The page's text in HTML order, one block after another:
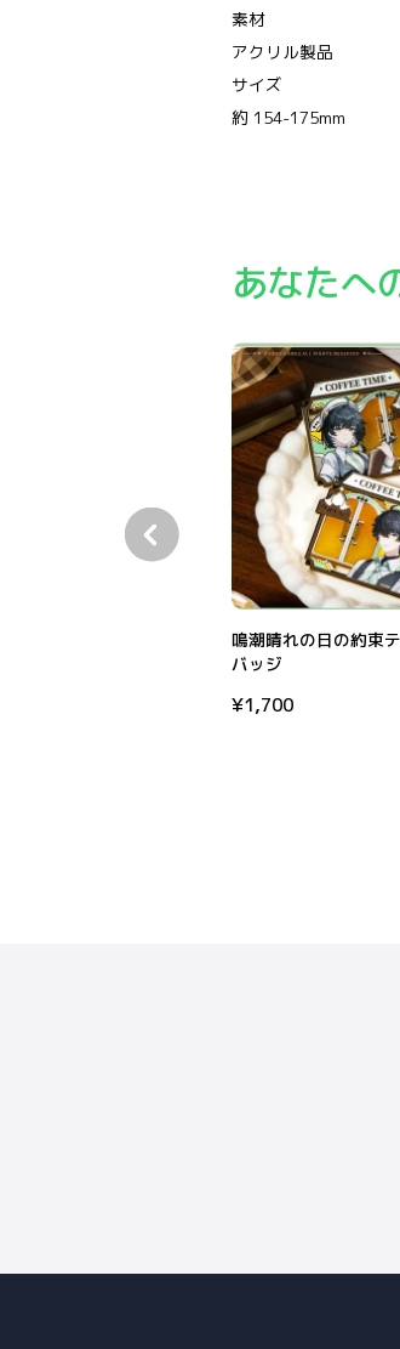
素材
アクリル製品
サイズ
約 154-175mm
あなたへ
鳴潮晴れの日の約束
バッジ
¥1,700